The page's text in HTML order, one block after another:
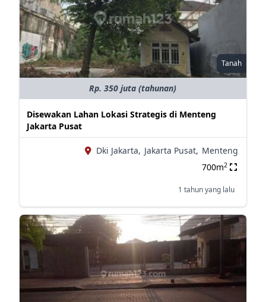
Tanah
Rp. 350 juta (tahunan)
Disewakan Lahan Lokasi Strategis di Menteng
Jakarta Pusat
Dki Jakarta, Jakarta Pusat, Menteng
700m2
1 tahun yang lalu